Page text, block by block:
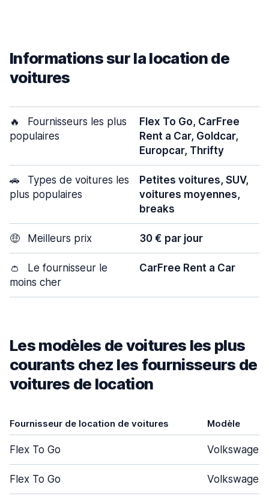
Informations sur la location de
voitures
🔥
Fournisseurs les plus
populaires
Flex To Go, CarFree
Rent a Car, Goldcar,
Europcar, Thrifty
🚗
Types de voitures les
plus populaires
Petites voitures, SUV,
voitures moyennes,
breaks
🤑 Meilleurs prix 30 € par jour
👛
Le fournisseur le
moins cher
CarFree Rent a Car
Les modèles de voitures les plus
courants chez les fournisseurs de
voitures de location
Fournisseur de location de voitures Modèle
Flex To Go Volkswagen
Flex To Go Volkswagen